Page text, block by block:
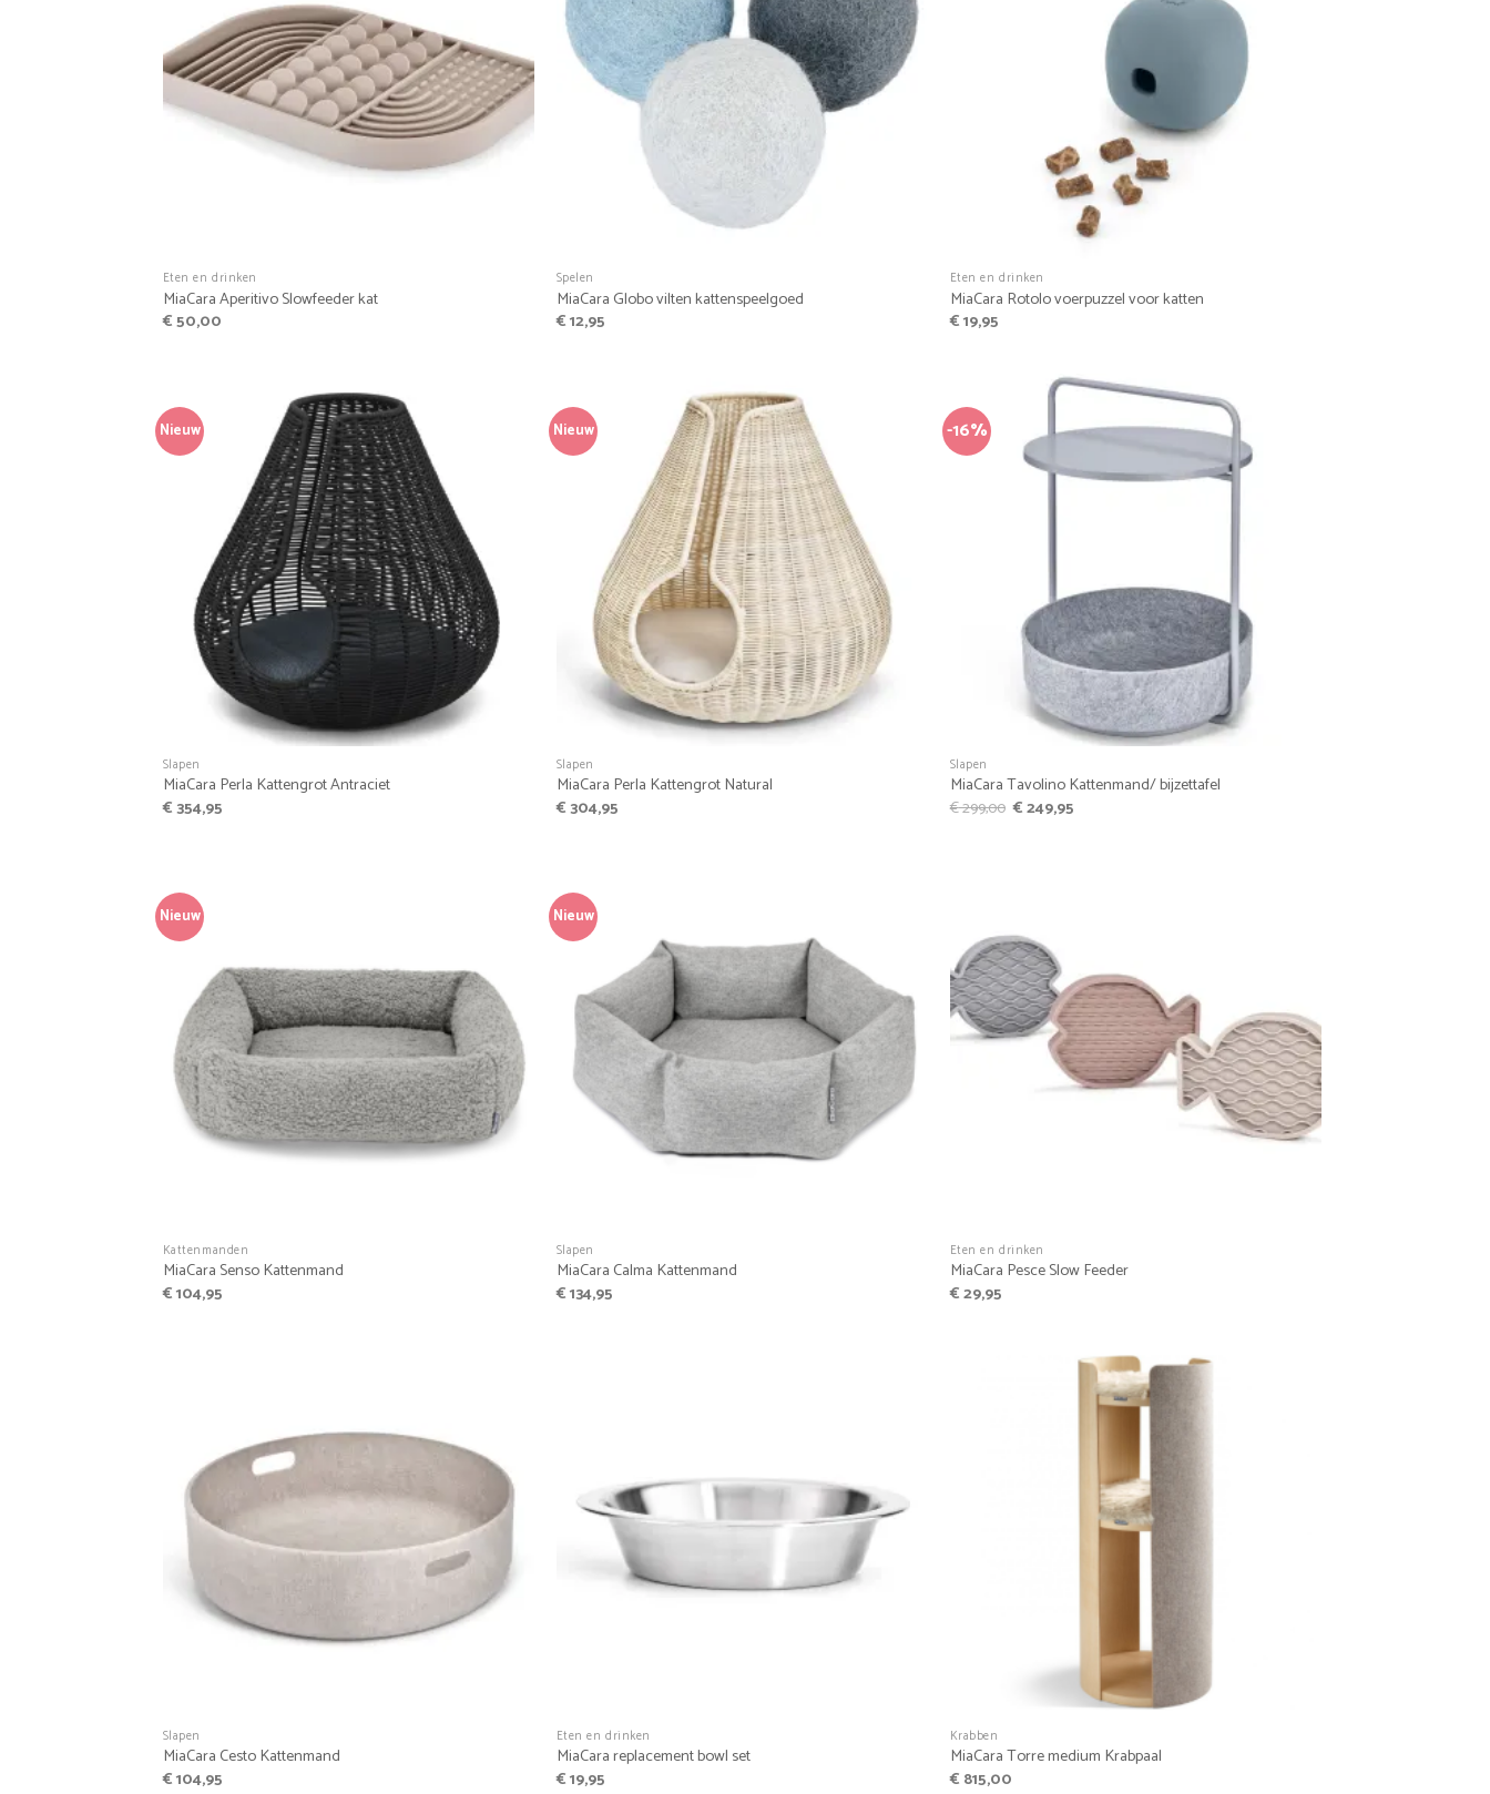
Eten en drinken
MiaCara Aperitivo Slowfeeder kat
€50,00
Spelen
MiaCara Globo vilten kattenspeelgoed
€12,95
Eten en drinken
MiaCara Rotolo voerpuzzel voor katten
€19,95
Nieuw
Slapen
MiaCara Perla Kattengrot Antraciet
€354,95
Nieuw
Slapen
MiaCara Perla Kattengrot Natural
€304,95
-16%
Slapen
MiaCara Tavolino Kattenmand/ bijzettafel
€299,00 Oorspronkelijke
€249,95
Nieuw
Kattenmanden
MiaCara Senso Kattenmand
€104,95
Nieuw
Slapen
MiaCara Calma Kattenmand
€134,95
Eten en drinken
MiaCara Pesce Slow Feeder
€29,95
Slapen
MiaCara Cesto Kattenmand
€104,95
Eten en drinken
MiaCara replacement bowl set
€19,95
Krabben
MiaCara Torre medium Krabpaal
€ 815,00